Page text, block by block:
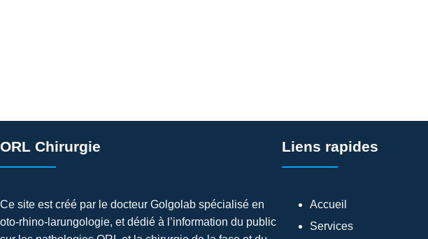
ORL Chirurgie
Ce site est créé par le docteur Golgolab spécialisé en
oto-rhino-larungologie, et dédié à l’information du public
Liens rapides
Accueil
Services